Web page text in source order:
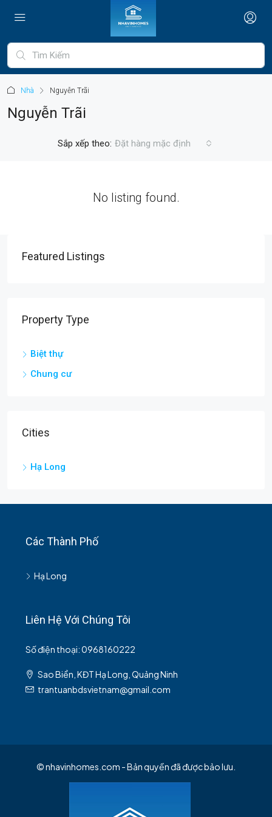
Nhà Nguyễn Trãi
Nguyễn Trãi
Sắp xếp theo: Đặt hàng mặc định
No listing found.
Featured Listings
Property Type
Biệt thự
Chung cư
Cities
Hạ Long
Các Thành Phố
Hạ Long
Liên Hệ Với Chúng Tôi
Số điện thoại: 0968160222
Sao Biển, KĐT Hạ Long, Quảng Ninh
trantuanbdsvietnam@gmail.com
© nhavinhomes.com - Bản quyền đã được bảo lưu.